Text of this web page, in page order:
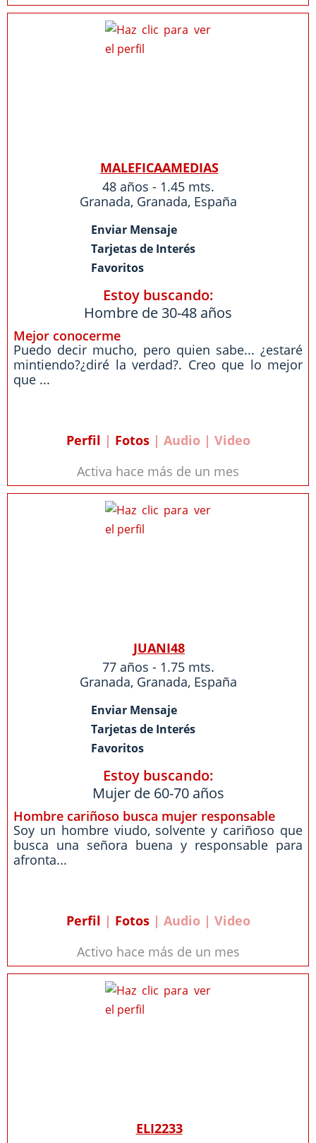
MALEFICAAMEDIAS
48 años - 1.45 mts.
Granada, Granada, España
Enviar Mensaje
Tarjetas de Interés
Favoritos
Estoy buscando:
Hombre de 30-48 años
Mejor conocerme
Puedo decir mucho, pero quien sabe... ¿estaré
mintiendo?¿diré la verdad?. Creo que lo mejor
que ...
Perfil | Fotos| Audio | Video
Activa hace más de un mes
JUANI48
77 años - 1.75 mts.
Granada, Granada, España
Enviar Mensaje
Tarjetas de Interés
Favoritos
Estoy buscando:
Mujer de 60-70 años
Hombre cariñoso busca mujer responsable
Soy un hombre viudo, solvente y cariñoso que
busca una señora buena y responsable para
afronta...
Perfil | Fotos| Audio | Video
Activo hace más de un mes
ELI2233